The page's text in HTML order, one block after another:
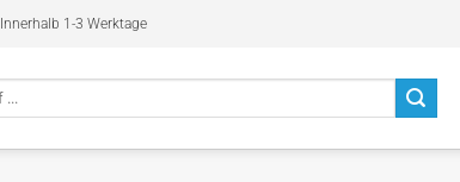
Innerhalb 1-3 Werktage